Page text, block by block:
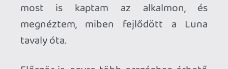
Az előfizetés szintjei még mindig furák,
de legalább van barátságos árú belépő-
szint, valamint a teljes áras szolgáltatás